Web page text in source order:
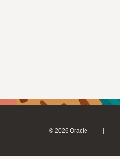
© 2026 Oracle |